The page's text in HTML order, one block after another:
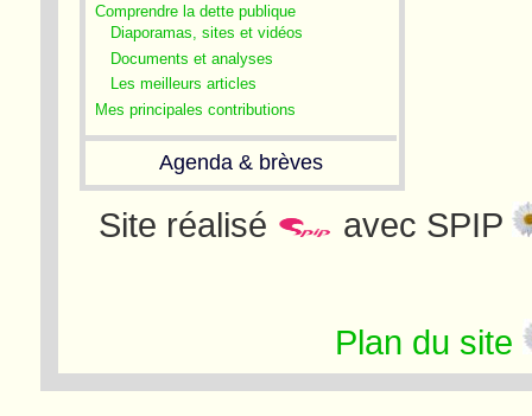
Comprendre la dette publique
Diaporamas, sites et vidéos
Documents et analyses
Les meilleurs articles
Mes principales contributions
Agenda & brèves
Site réalisé avec SPIP
Plan du site